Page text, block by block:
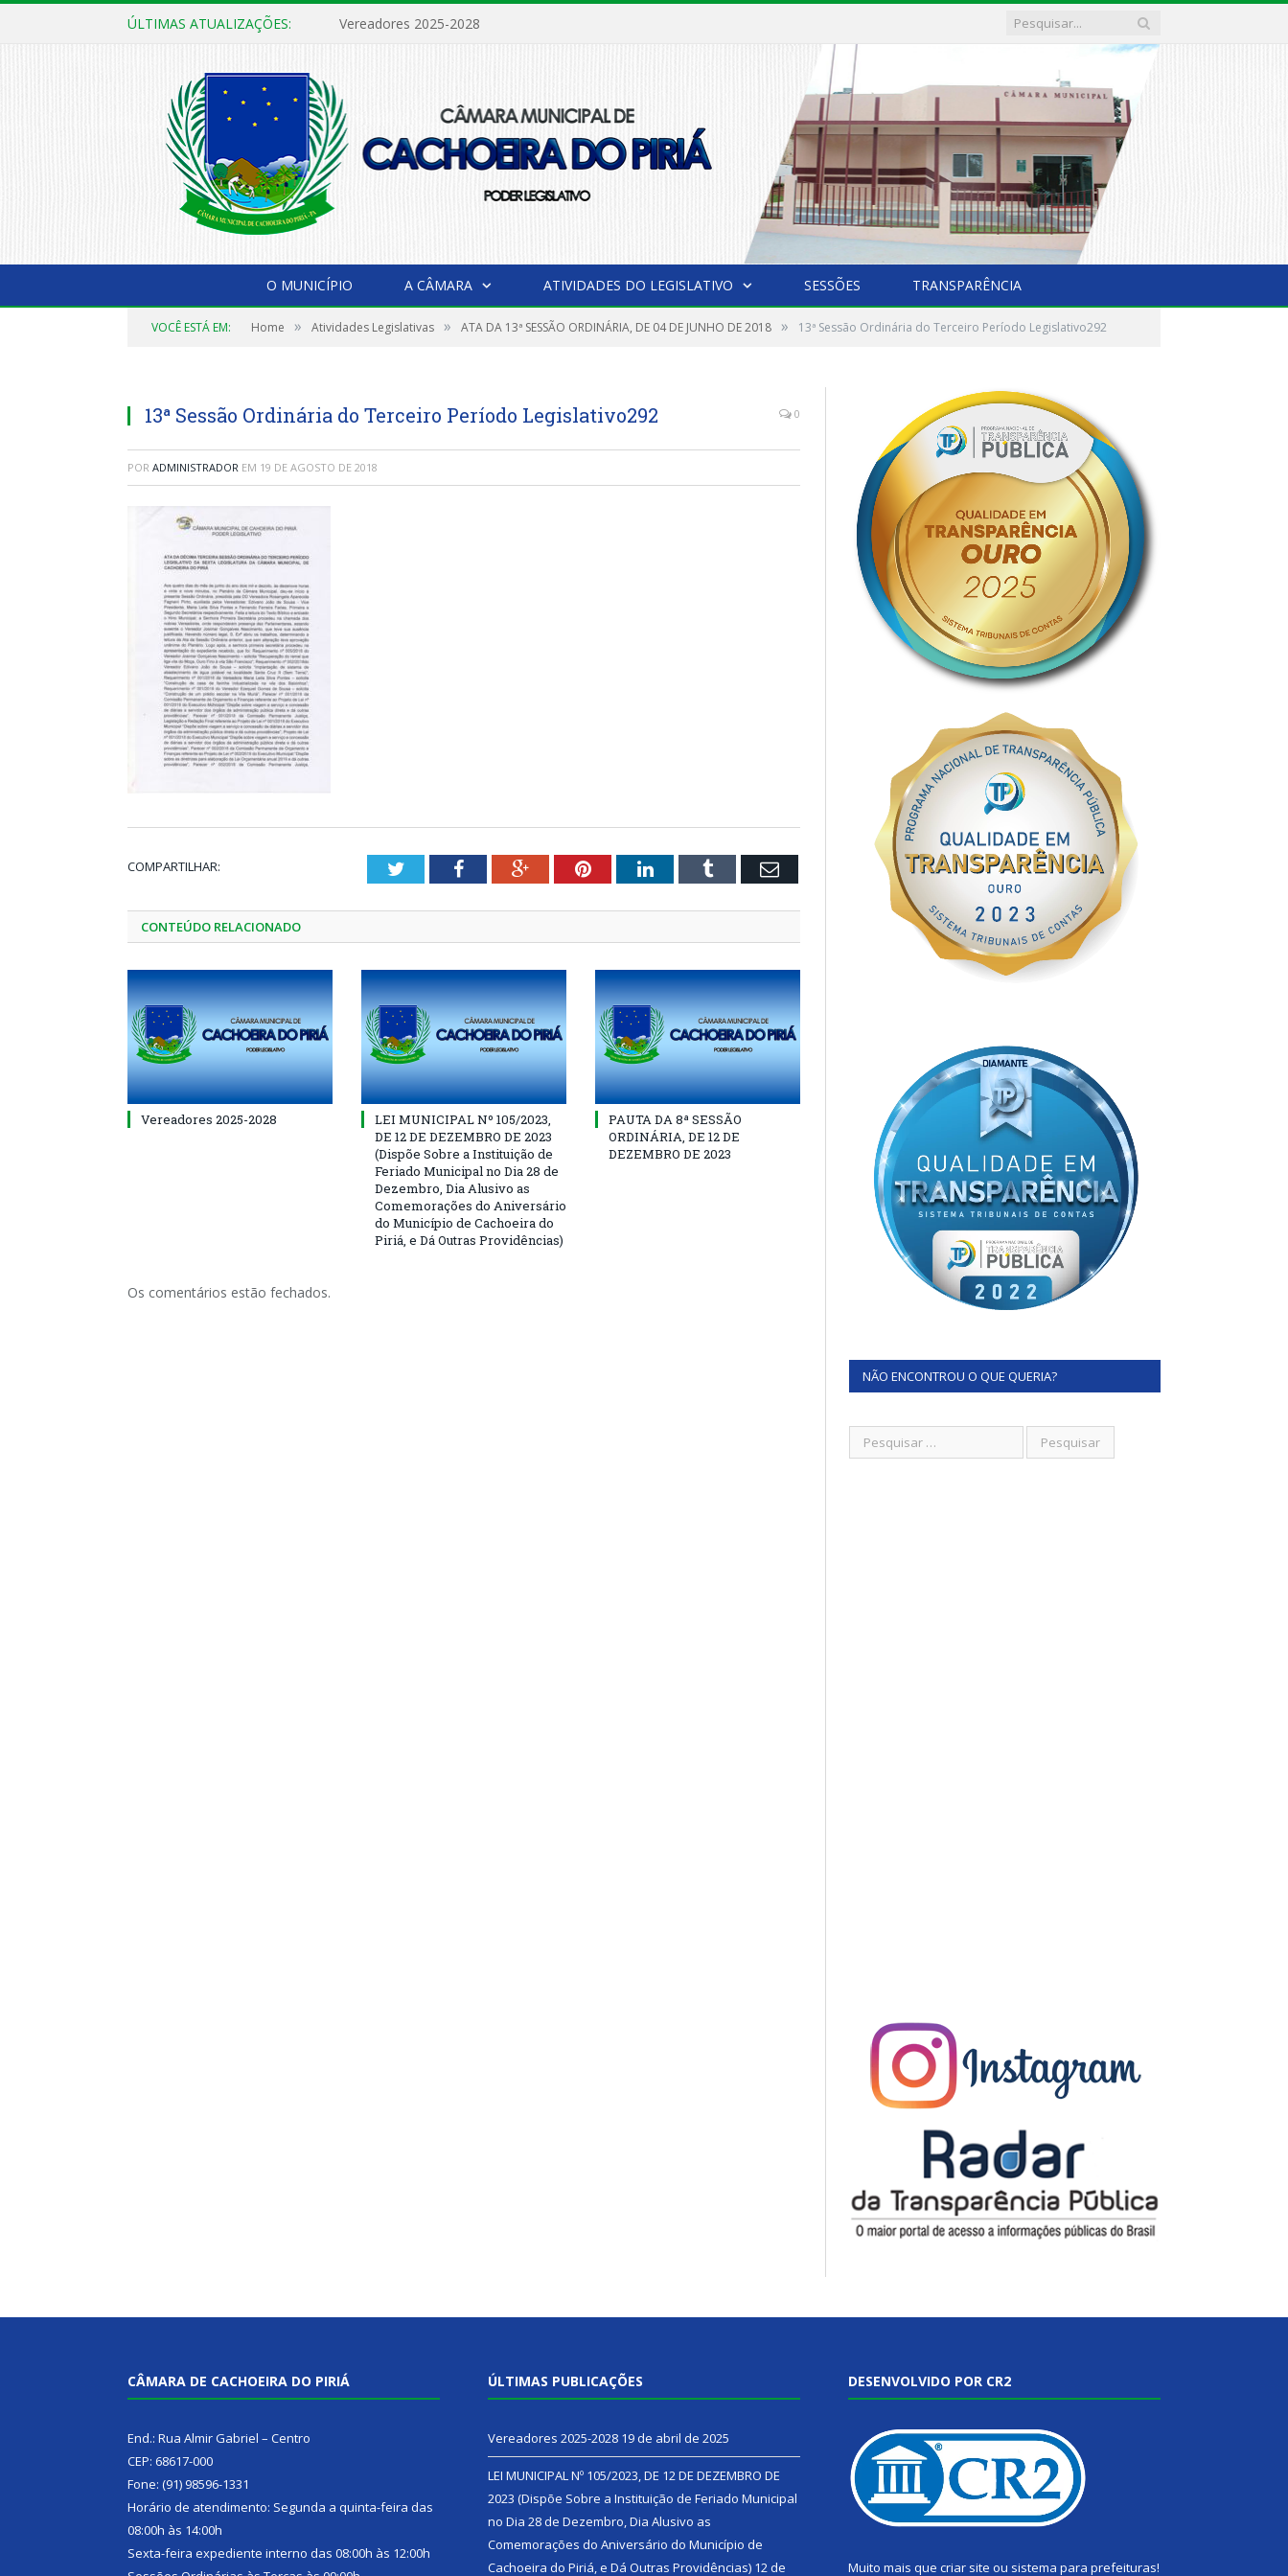
ÚLTIMAS ATUALIZAÇÕES: Vereadores 2025-2028
O MUNICÍPIO A CÂMARA ATIVIDADES DO LEGISLATIVO SESSÕES TRANSPARÊNCIA
VOCÊ ESTÁ EM: Home » Atividades Legislativas » ATA DA 13ª SESSÃO ORDINÁRIA, DE 04 DE JUNHO DE 2018 » 13ª Sessão Ordinária do Terceiro Período Legislativo292
13ª Sessão Ordinária do Terceiro Período Legislativo292 0
POR ADMINISTRADOR EM 19 DE AGOSTO DE 2018
COMPARTILHAR: TwitterFacebookGoogle+PinterestLinkedInTumblr Email
CONTEÚDO RELACIONADO
Vereadores 2025-2028
LEI MUNICIPAL Nº 105/2023,
DE 12 DE DEZEMBRO DE 2023
(Dispõe Sobre a Instituição de
Feriado Municipal no Dia 28 de
Dezembro, Dia Alusivo as
Comemorações do Aniversário
do Município de Cachoeira do
Piriá, e Dá Outras Providências)
PAUTA DA 8ª SESSÃO
ORDINÁRIA, DE 12 DE
DEZEMBRO DE 2023
Os comentários estão fechados.
NÃO ENCONTROU O QUE QUERIA?
CÂMARA DE CACHOEIRA DO PIRIÁ
End.: Rua Almir Gabriel – Centro
CEP: 68617-000
Fone: (91) 98596-1331
Horário de atendimento: Segunda a quinta-feira das
08:00h às 14:00h
Sexta-feira expediente interno das 08:00h às 12:00h
ÚLTIMAS PUBLICAÇÕES
Vereadores 2025-2028 19 de abril de 2025
LEI MUNICIPAL Nº 105/2023, DE 12 DE DEZEMBRO DE
2023 (Dispõe Sobre a Instituição de Feriado Municipal
no Dia 28 de Dezembro, Dia Alusivo as
Comemorações do Aniversário do Município de
Cachoeira do Piriá, e Dá Outras Providências) 12 de
DESENVOLVIDO POR CR2
Muito mais que criar site ou sistema para prefeituras!